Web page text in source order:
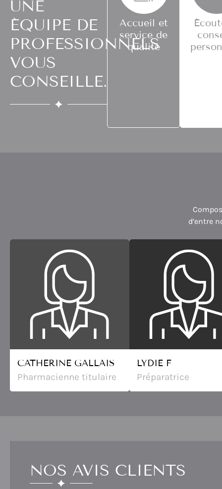
UNE
ÉQUIPE DE
PROFESSIONNELS
VOUS
CONSEILLE.
Accueil et
service de
qualité
d’entre
CATHERINE GALLAIS
Pharmacienne titulaire
LYDIE F
Préparatrice
NOS AVIS CLIENTS